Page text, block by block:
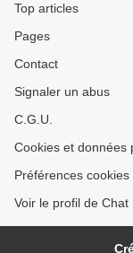
Top articles
Pages
Contact
Signaler un abus
C.G.U.
Cookies et données
Préférences cookies
Voir le profil de